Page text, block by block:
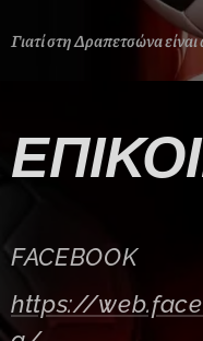
Γιατί στη Δραπετσώνα
FACEBOOK
https://